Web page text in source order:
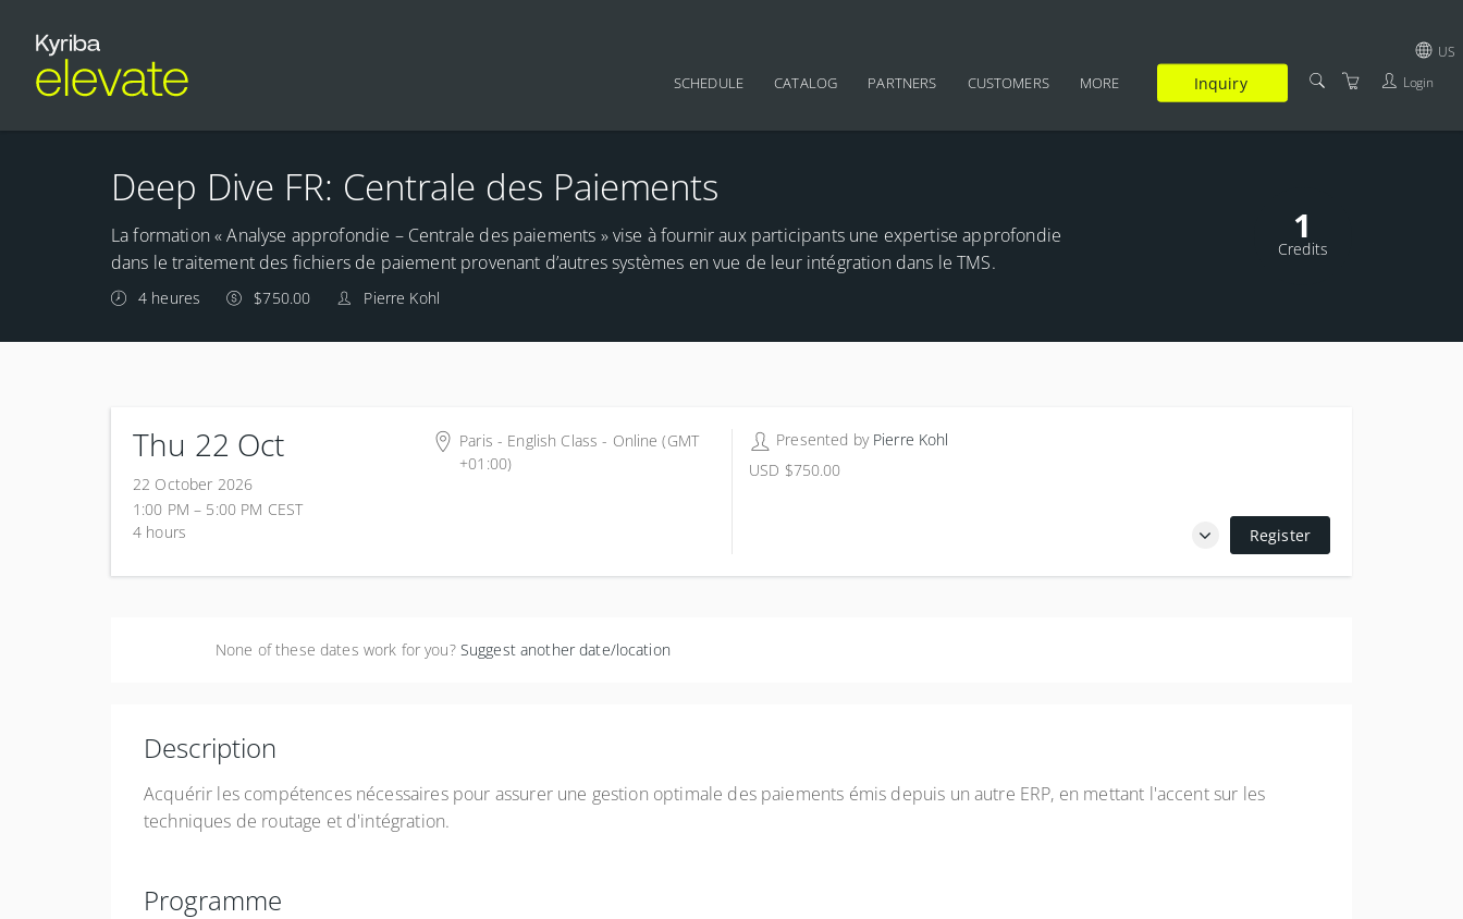
SCHEDULE CATALOG PARTNERS CUSTOMERS MORE Inquiry
US
Login
Deep Dive FR: Centrale des Paiements
La formation « Analyse approfondie – Centrale des paiements » vise à fournir aux participants une expertise approfondie
dans le traitement des fichiers de paiement provenant d’autres systèmes en vue de leur intégration dans le TMS.
4 heures $750.00 Pierre Kohl
1
Credits
Thu 22 Oct
22 October 2026
1:00 PM – 5:00 PM CEST
4 hours
Paris - English Class - Online (GMT
+01:00)
1 Credits
Presented by Pierre Kohl
USD $750.00
Register
None of these dates work for you? Suggest another date/location
Description
Acquérir les compétences nécessaires pour assurer une gestion optimale des paiements émis depuis un autre ERP, en mettant l'accent sur les
techniques de routage et d'intégration.
Programme